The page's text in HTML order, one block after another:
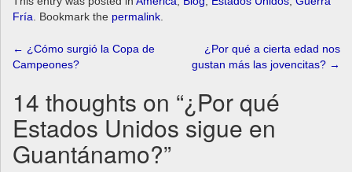
Fría. Bookmark the permalink.
Post
navigation
← ¿Cómo surgió la Copa de
Campeones?
¿Por qué a cierta edad nos
gustan más las jovencitas? →
14 thoughts on “¿Por qué
Estados Unidos sigue en
Guantánamo?”